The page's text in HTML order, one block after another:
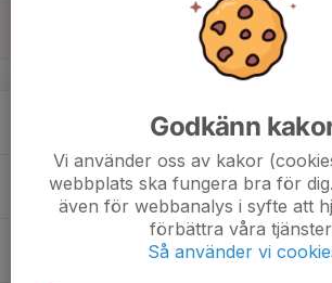
v.34
Godkänn
Vi använder oss av kakor
webbplats ska fungera bra för
även för webbanalys i syfte att
förbättra våra
Så använder vi